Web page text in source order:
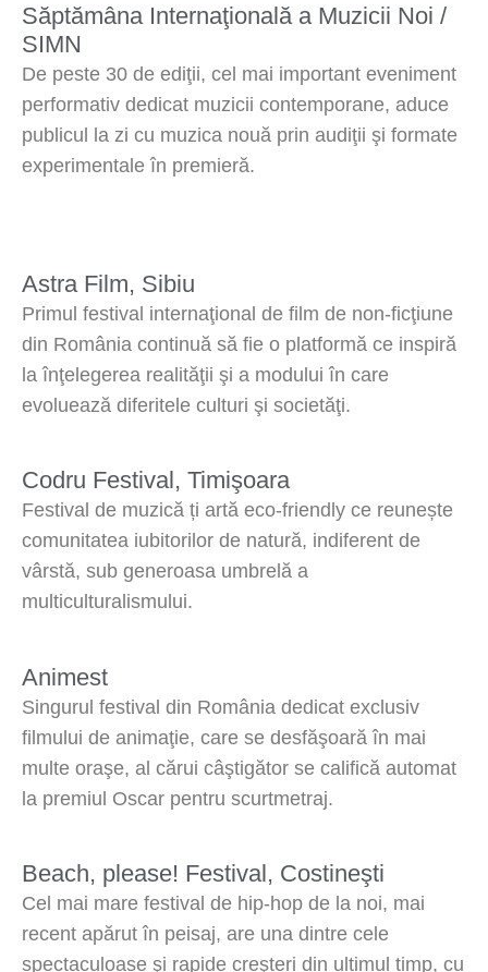
Săptămâna Internaţională a Muzicii Noi /
SIMN
De peste 30 de ediţii, cel mai important eveniment
performativ dedicat muzicii contemporane, aduce
publicul la zi cu muzica nouă prin audiţii şi formate
experimentale în premieră.
Astra Film, Sibiu
Primul festival internaţional de film de non-ficţiune
din România continuă să fie o platformă ce inspiră
la înţelegerea realităţii şi a modului în care
evoluează diferitele culturi şi societăţi.
Codru Festival, Timişoara
Festival de muzică ți artă eco-friendly ce reunește
comunitatea iubitorilor de natură, indiferent de
vârstă, sub generoasa umbrelă a
multiculturalismului.
Animest
Singurul festival din România dedicat exclusiv
filmului de animaţie, care se desfăşoară în mai
multe oraşe, al cărui câştigător se califică automat
la premiul Oscar pentru scurtmetraj.
Beach, please! Festival, Costineşti
Cel mai mare festival de hip-hop de la noi, mai
recent apărut în peisaj, are una dintre cele
spectaculoase şi rapide creşteri din ultimul timp, cu